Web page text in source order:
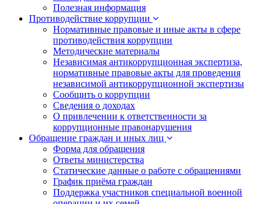
Полезная информация
Противодействие коррупции
Нормативные правовые и иные акты в сфере
противодействия коррупции
Методические материалы
Независимая антикоррупционная экспертиза,
нормативные правовые акты для проведения
независимой антикоррупционной экспертизы
Сообщить о коррупции
Сведения о доходах
О привлечении к ответственности за
коррупционные правонарушения
Обращение граждан и иных лиц
Форма для обращения
Ответы министерства
Статические данные о работе с обращениями
График приёма граждан
Поддержка участников специальной военной